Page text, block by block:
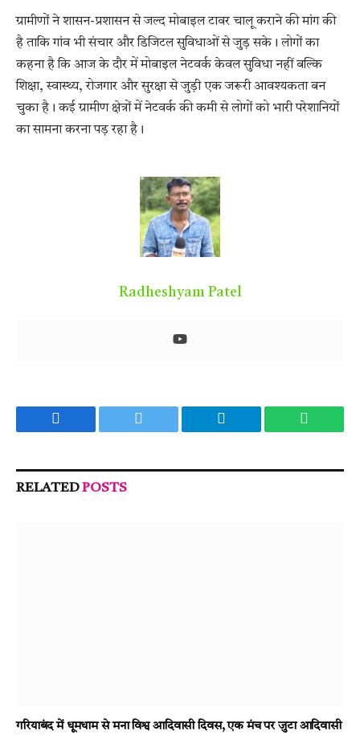
ग्रामीणों ने शासन-प्रशासन से जल्द मोबाइल टावर चालू कराने की मांग की
है ताकि गांव भी संचार और डिजिटल सुविधाओं से जुड़ सके। लोगों का
कहना है कि आज के दौर में मोबाइल नेटवर्क केवल सुविधा नहीं बल्कि
शिक्षा, स्वास्थ्य, रोजगार और सुरक्षा से जुड़ी एक जरूरी आवश्यकता बन
चुका है। कई ग्रामीण क्षेत्रों में नेटवर्क की कमी से लोगों को भारी परेशानियों
का सामना करना पड़ रहा है।
Radheshyam Patel
Facebook Twitter Telegram
RELATEDPOSTS
गरियाबंद में धूमधाम से मना विश्व आदिवासी दिवस, एक मंच पर जुटा आदिवासी